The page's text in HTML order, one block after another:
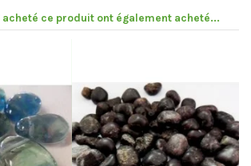
ce produit ont également acheté...